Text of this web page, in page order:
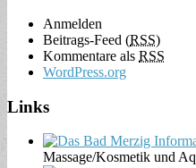
Anmelden
Beitrags-Feed (RSS)
Kommentare als RSS
WordPress.org
Links
Massage/Kosmetik und